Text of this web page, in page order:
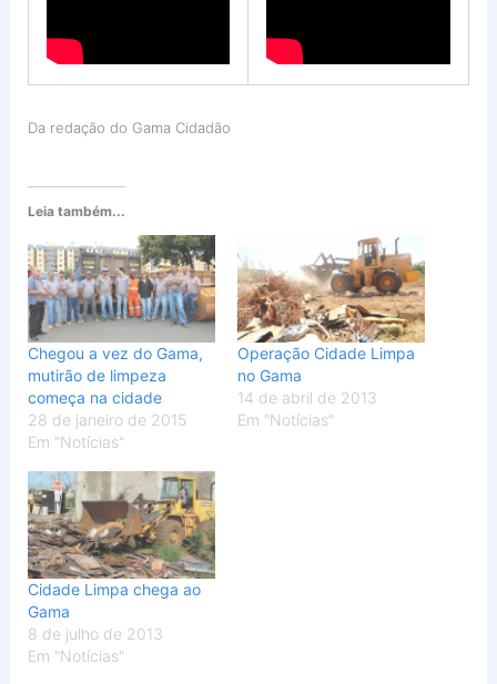
Da redação do Gama Cidadão
Leia também...
Chegou a vez do Gama,
mutirão de limpeza
começa na cidade
28 de janeiro de 2015
Em "Notícias"
Operação Cidade Limpa
no Gama
14 de abril de 2013
Em "Notícias"
Cidade Limpa chega ao
Gama
8 de julho de 2013
Em "Notícias"